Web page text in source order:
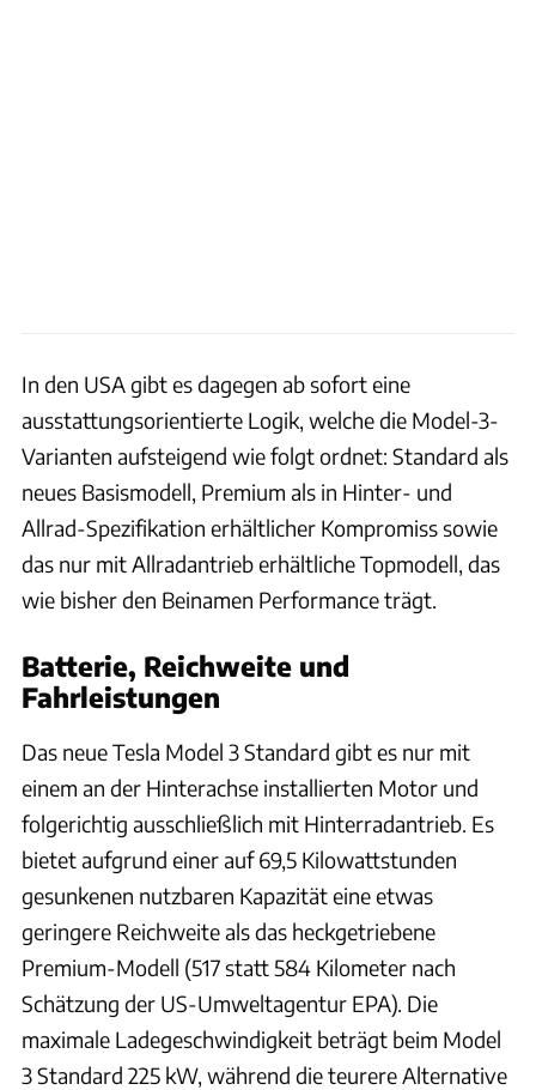
In den USA gibt es dagegen ab sofort eine
ausstattungsorientierte Logik, welche die Model-3-
Varianten aufsteigend wie folgt ordnet: Standard als
neues Basismodell, Premium als in Hinter- und
Allrad-Spezifikation erhältlicher Kompromiss sowie
das nur mit Allradantrieb erhältliche Topmodell, das
wie bisher den Beinamen Performance trägt.
Batterie, Reichweite und
Fahrleistungen
Das neue Tesla Model 3 Standard gibt es nur mit
einem an der Hinterachse installierten Motor und
folgerichtig ausschließlich mit Hinterradantrieb. Es
bietet aufgrund einer auf 69,5 Kilowattstunden
gesunkenen nutzbaren Kapazität eine etwas
geringere Reichweite als das heckgetriebene
Premium-Modell (517 statt 584 Kilometer nach
Schätzung der US-Umweltagentur EPA). Die
maximale Ladegeschwindigkeit beträgt beim Model
3 Standard 225 kW, während die teurere Alternative